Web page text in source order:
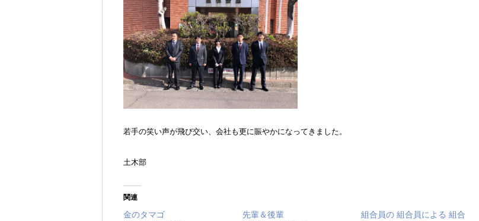
若手の笑い声が飛び交い、会社も更に賑やかになってきました。
土木部
関連
金のタマゴ
先輩＆後輩
組合員の 組合員による 組合